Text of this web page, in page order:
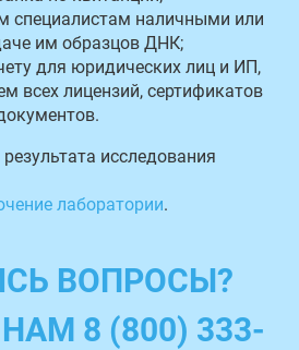
наличными или
им образцов ДНК;
для юридических лиц и ИП,
всех лицензий, сертификатов
исследования
лаборатории.
ВОПРОСЫ?
8 (800) 333-